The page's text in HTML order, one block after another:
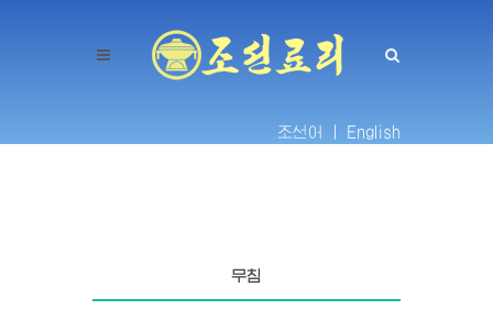
조선어 | English
무침